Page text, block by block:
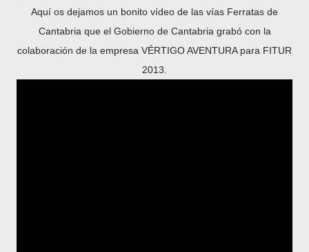
Aquí os dejamos un bonito vídeo de las vías Ferratas de
Cantabria que el Gobierno de Cantabria grabó con la
colaboración de la empresa VÉRTIGO AVENTURA para FITUR
2013.